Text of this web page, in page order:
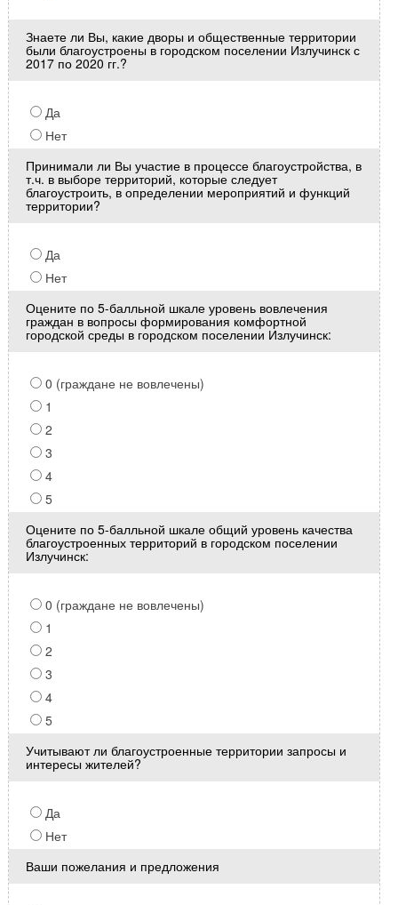
Знаете ли Вы, какие дворы и общественные территории
были благоустроены в городском поселении Излучинск с
2017 по 2020 гг.?
Да
Нет
Принимали ли Вы участие в процессе благоустройства, в
т.ч. в выборе территорий, которые следует
благоустроить, в определении мероприятий и функций
территории?
Да
Нет
Оцените по 5-балльной шкале уровень вовлечения
граждан в вопросы формирования комфортной
городской среды в городском поселении Излучинск:
0 (граждане не вовлечены)
1
2
3
4
5
Оцените по 5-балльной шкале общий уровень качества
благоустроенных территорий в городском поселении
Излучинск:
0 (граждане не вовлечены)
1
2
3
4
5
Учитывают ли благоустроенные территории запросы и
интересы жителей?
Да
Нет
Ваши пожелания и предложения